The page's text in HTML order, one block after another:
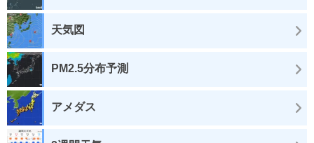
天気図
PM2.5分布予測
アメダス